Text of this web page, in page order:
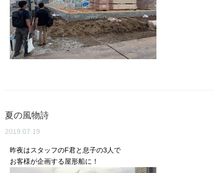
夏の風物詩
2019.07.19
昨夜はスタッフのF君と息子の3人で
お客様が企画する屋形船に！